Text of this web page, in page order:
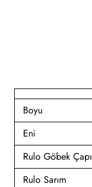
Boyu
Eni
Rulo Göbek Çapı
Rulo Sarım